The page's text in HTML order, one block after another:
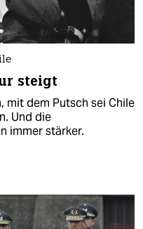
steigt
mit dem Putsch sei Chile
Und die
immer stärker.